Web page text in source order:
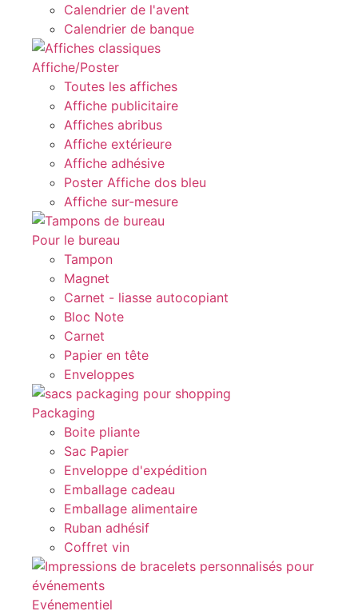
Calendrier de l'avent
Calendrier de banque
Affiche/Poster
Toutes les affiches
Affiche publicitaire
Affiches abribus
Affiche extérieure
Affiche adhésive
Poster Affiche dos bleu
Affiche sur-mesure
Pour le bureau
Tampon
Magnet
Carnet - liasse autocopiant
Bloc Note
Carnet
Papier en tête
Enveloppes
Packaging
Boite pliante
Sac Papier
Enveloppe d'expédition
Emballage cadeau
Emballage alimentaire
Ruban adhésif
Coffret vin
Evénementiel